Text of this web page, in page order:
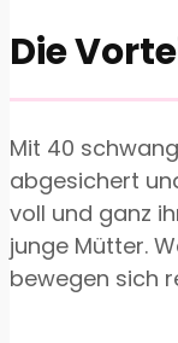
Die
Mit 40
abgesichert
voll und ganz
junge Mütter.
bewegen sich